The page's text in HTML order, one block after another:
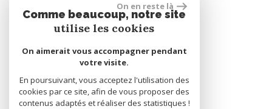
Se connecter
Espace propriétaire
On en reste là
Comme beaucoup, notre site
utilise les cookies
On aimerait vous accompagner pendant
votre visite.
En poursuivant, vous acceptez l'utilisation des
cookies par ce site, afin de vous proposer des
contenus adaptés et réaliser des statistiques !